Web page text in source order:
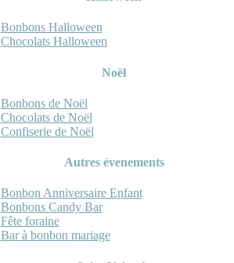
Bonbons Halloween
Chocolats Halloween
Noël
Bonbons de Noël
Chocolats de Noël
Confiserie de Noël
Autres évenements
Bonbon Anniversaire Enfant
Bonbons Candy Bar
Fête foraine
Bar à bonbon mariage